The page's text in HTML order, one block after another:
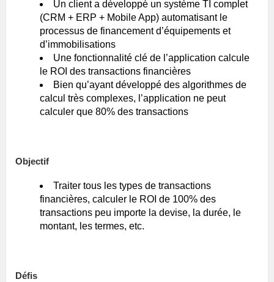
Un client a développé un système TI complet
(CRM + ERP + Mobile App) automatisant le
processus de financement d’équipements et
d’immobilisations
Une fonctionnalité clé de l’application calcule
le ROI des transactions financières
Bien qu’ayant développé des algorithmes de
calcul très complexes, l’application ne peut
calculer que 80% des transactions
Objectif
Traiter tous les types de transactions
financières, calculer le ROI de 100% des
transactions peu importe la devise, la durée, le
montant, les termes, etc.
Défis